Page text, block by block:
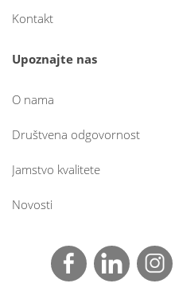
Kontakt
Upoznajte nas
O nama
Društvena odgovornost
Jamstvo kvalitete
Novosti